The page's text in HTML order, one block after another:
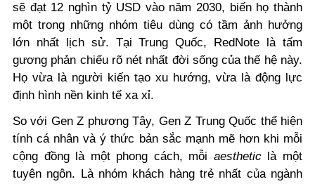
sẽ đạt 12 nghìn tỷ USD vào năm 2030, biến họ thành
một trong những nhóm tiêu dùng có tầm ảnh hưởng
lớn nhất lịch sử. Tại Trung Quốc, RedNote là tấm
gương phản chiếu rõ nét nhất đời sống của thế hệ này.
Họ vừa là người kiến tạo xu hướng, vừa là động lực
định hình nền kinh tế xa xỉ.
So với Gen Z phương Tây, Gen Z Trung Quốc thể hiện
tính cá nhân và ý thức bản sắc mạnh mẽ hơn khi mỗi
cộng đồng là một phong cách, mỗi aestheticlà một
tuyên ngôn. Là nhóm khách hàng trẻ nhất của ngành